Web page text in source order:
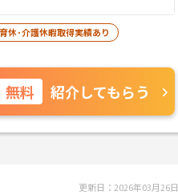
休･介護休暇取得実績あり
無料 紹介してもらう
更新日：2026年03月26日